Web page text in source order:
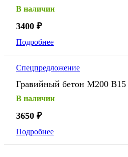
В наличии
3400 ₽
Подробнее
Спецпредложение
Гравийный бетон М200 В15
В наличии
3650 ₽
Подробнее